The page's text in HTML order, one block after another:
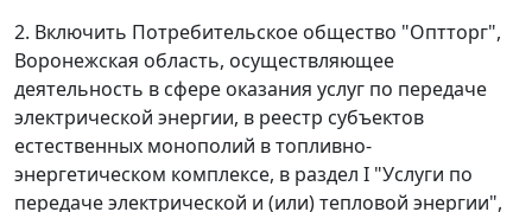
2. Включить Потребительское общество "Оптторг",
Воронежская область, осуществляющее
деятельность в сфере оказания услуг по передаче
электрической энергии, в реестр субъектов
естественных монополий в топливно-
энергетическом комплексе, в раздел I "Услуги по
передаче электрической и (или) тепловой энергии",